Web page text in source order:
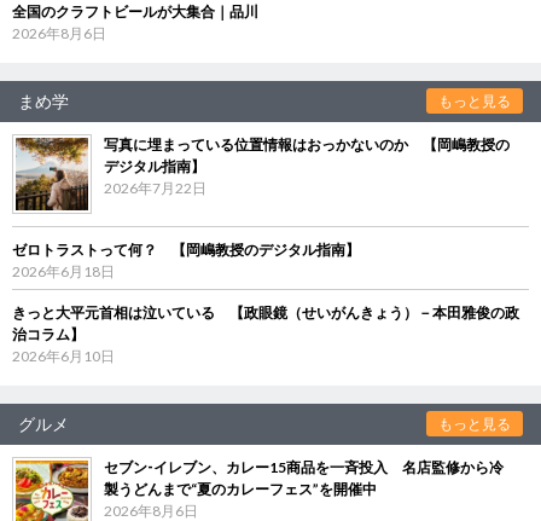
全国のクラフトビールが大集合｜品川
2026年8月6日
まめ学 もっと見る
写真に埋まっている位置情報はおっかないのか 【岡嶋教授の
デジタル指南】
2026年7月22日
ゼロトラストって何？ 【岡嶋教授のデジタル指南】
2026年6月18日
きっと大平元首相は泣いている 【政眼鏡（せいがんきょう）－本田雅俊の政
治コラム】
2026年6月10日
グルメ もっと見る
セブン‐イレブン、カレー15商品を一斉投入 名店監修から冷
製うどんまで“夏のカレーフェス”を開催中
2026年8月6日